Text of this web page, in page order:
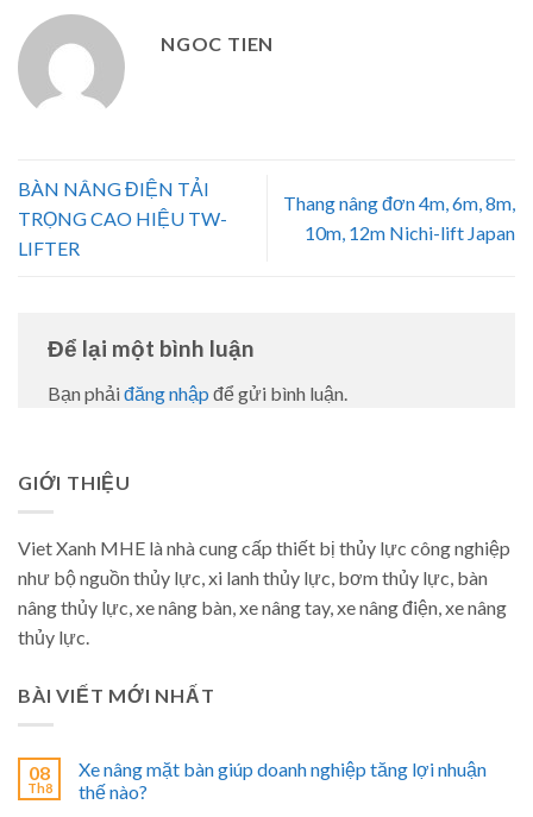
NGOC TIEN
BÀN NÂNG ĐIỆN TẢI
TRỌNG CAO HIỆU TW-
LIFTER
Thang nâng đơn 4m, 6m, 8m,
10m, 12m Nichi-lift Japan
Để lại một bình luận
Bạn phải đăng nhập để gửi bình luận.
GIỚI THIỆU
Viet Xanh MHE là nhà cung cấp thiết bị thủy lực công nghiệp
như bộ nguồn thủy lực, xi lanh thủy lực, bơm thủy lực, bàn
nâng thủy lực, xe nâng bàn, xe nâng tay, xe nâng điện, xe nâng
thủy lực.
BÀI VIẾT MỚI NHẤT
08
Th8
Xe nâng mặt bàn giúp doanh nghiệp tăng lợi nhuận
thế nào?